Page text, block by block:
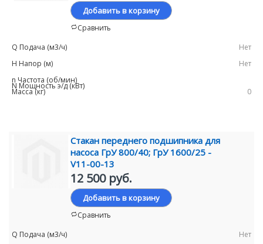
Добавить в корзину
Сравнить
Нет
Нет
0
Стакан переднего подшипника для
насоса ГрУ 800/40; ГрУ 1600/25 -
V11-00-13
12 500 руб.
Добавить в корзину
Сравнить
Нет